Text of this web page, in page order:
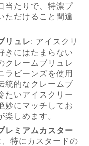
当たりで、特濃プ
ただけること間違
リュレ: アイスクリ
きにはたまらない
クレームブリュレ
ラビーンズを使用
統的なクレームブ
たいアイスクリー
妙にマッチしてお
楽しめます。
レミアムカスター
特にカスタードの